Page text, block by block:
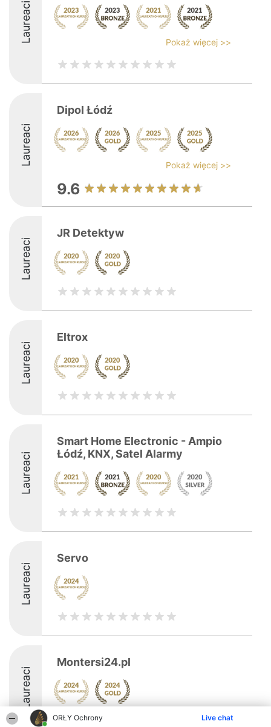
ORŁY Ochrony Live chat
Laureaci Pokaż więcej >>
Laureaci
Dipol Łódź
Pokaż więcej >>
9.6
Laureaci
JR Detektyw
Laureaci
Eltrox
Laureaci
Smart Home Electronic - Ampio
Łódź, KNX, Satel Alarmy
Laureaci
Servo
Laureaci
Montersi24.pl